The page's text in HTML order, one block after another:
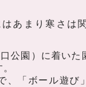
あまり寒さは
公園）に着いた
、「ボール遊び